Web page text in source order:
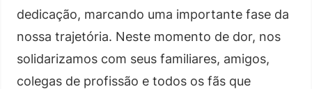
dedicação, marcando uma importante fase da
nossa trajetória. Neste momento de dor, nos
solidarizamos com seus familiares, amigos,
colegas de profissão e todos os fãs que